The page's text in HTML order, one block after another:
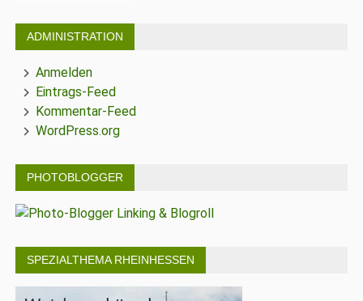
ADMINISTRATION
Anmelden
Eintrags-Feed
Kommentar-Feed
WordPress.org
PHOTOBLOGGER
SPEZIALTHEMA RHEINHESSEN